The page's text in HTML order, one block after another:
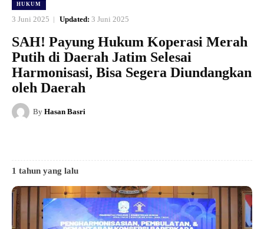
HUKUM
3 Juni 2025 Updated: 3 Juni 2025
SAH! Payung Hukum Koperasi Merah
Putih di Daerah Jatim Selesai
Harmonisasi, Bisa Segera Diundangkan
oleh Daerah
By Hasan Basri
1 tahun yang lalu